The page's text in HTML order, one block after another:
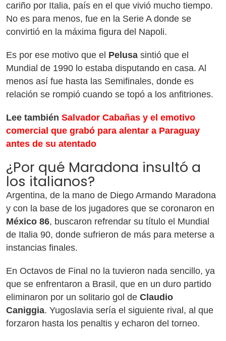
cariño por Italia, país en el que vivió mucho tiempo.
No es para menos, fue en la Serie A donde se
convirtió en la máxima figura del Napoli.
Es por ese motivo que el Pelusa sintió que el
Mundial de 1990 lo estaba disputando en casa. Al
menos así fue hasta las Semifinales, donde es
relación se rompió cuando se topó a los anfitriones.
Lee también Salvador Cabañas y el emotivo
comercial que grabó para alentar a Paraguay
antes de su atentado
¿Por qué Maradona insultó a
los italianos?
Argentina, de la mano de Diego Armando Maradona
y con la base de los jugadores que se coronaron en
México 86, buscaron refrendar su título el Mundial
de Italia 90, donde sufrieron de más para meterse a
instancias finales.
En Octavos de Final no la tuvieron nada sencillo, ya
que se enfrentaron a Brasil, que en un duro partido
eliminaron por un solitario gol de Claudio
Caniggia. Yugoslavia sería el siguiente rival, al que
forzaron hasta los penaltis y echaron del torneo.